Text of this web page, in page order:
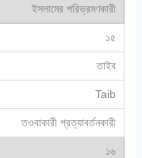
ইসলামের পরিভ্রমণকারী
১৫
তাইব
Taib
তওবাকারী প্রত্যাবর্তনকারী
১৬